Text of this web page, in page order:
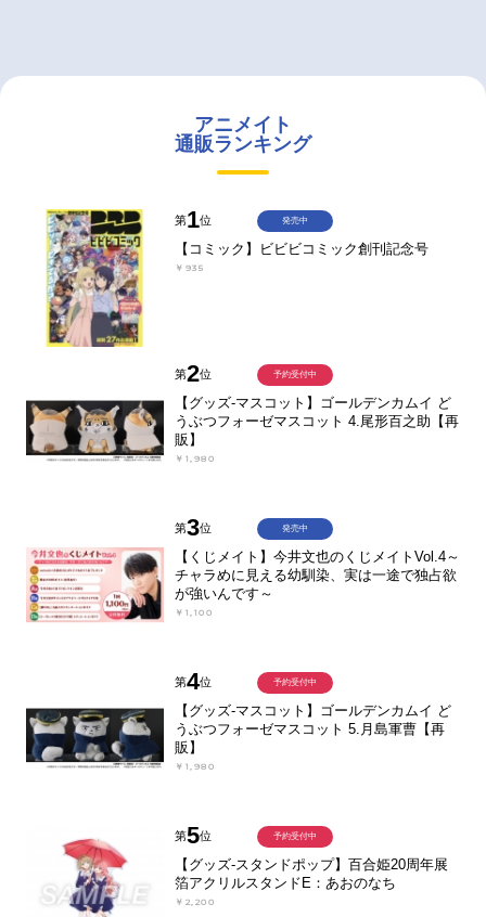
アニメイト
通販ランキング
第1位
【コミック】ビビビコミック創刊記念号
￥935
発売中
第2位
【グッズ-マスコット】ゴールデンカムイ ど
うぶつフォーゼマスコット 4.尾形百之助【再
販】
￥1,980
予約受付中
第3位
【くじメイト】今井文也のくじメイトVol.4～
チャラめに見える幼馴染、実は一途で独占欲
が強いんです～
￥1,100
発売中
第4位
【グッズ-マスコット】ゴールデンカムイ ど
うぶつフォーゼマスコット 5.月島軍曹【再
販】
￥1,980
予約受付中
第5位
【グッズ-スタンドポップ】百合姫20周年展
箔アクリルスタンドE：あおのなち
￥2,200
予約受付中